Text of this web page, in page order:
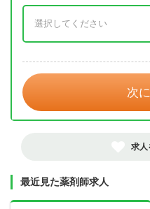
次
求人
最近見た薬剤師求人